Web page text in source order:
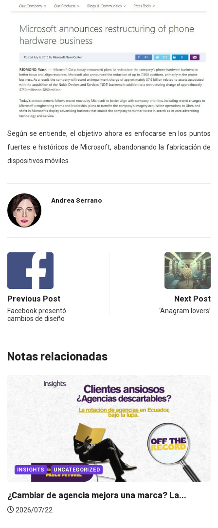
Según se entiende, el objetivo ahora es enfocarse en los puntos
fuertes e históricos de Microsoft, abandonando la fabricación de
dispositivos móviles.
Andrea Serrano
Previous Post
Facebook presentó
cambios de diseño
Next Post
‘Anagram lovers’
Notas relacionadas
La... INSIGHTS